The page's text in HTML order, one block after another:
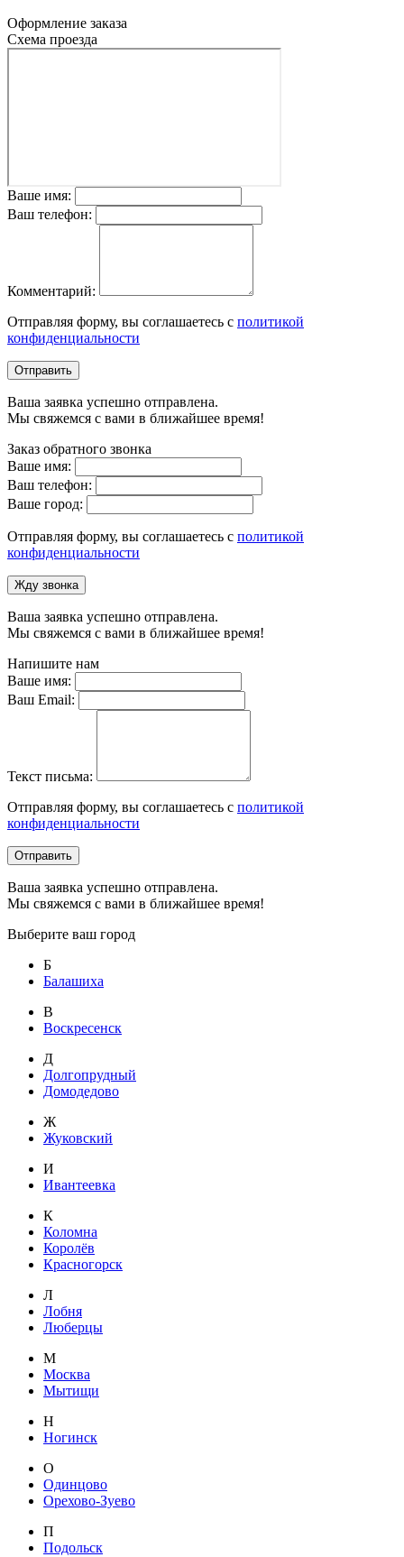
Оформление заказа
Схема проезда
Ваше имя:
Ваш телефон:
Комментарий:
Отправляя форму, вы соглашаетесь с политикой
конфиденциальности
Отправить
Ваша заявка успешно отправлена.
Мы свяжемся с вами в ближайшее время!
Заказ обратного звонка
Ваше имя:
Ваш телефон:
Ваше город:
Отправляя форму, вы соглашаетесь с политикой
конфиденциальности
Жду звонка
Ваша заявка успешно отправлена.
Мы свяжемся с вами в ближайшее время!
Напишите нам
Ваше имя:
Ваш Email:
Текст письма:
Отправляя форму, вы соглашаетесь с политикой
конфиденциальности
Отправить
Ваша заявка успешно отправлена.
Мы свяжемся с вами в ближайшее время!
Выберите ваш город
Б
Балашиха
В
Воскресенск
Д
Долгопрудный
Домодедово
Ж
Жуковский
И
Ивантеевка
К
Коломна
Королёв
Красногорск
Л
Лобня
Люберцы
М
Москва
Мытищи
Н
Ногинск
О
Одинцово
Орехово-Зуево
П
Подольск